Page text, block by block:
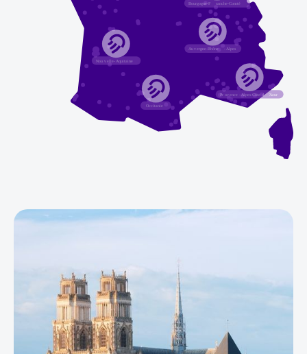
Pr ovence -Alpes-Côte d ’Azur
Occitanie
Nou velle-Aquitaine
Bourgogne-F ranche-Comté
Au vergne-Rhône -Alpes